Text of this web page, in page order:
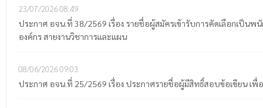
23/07/202608:49
ประกาศ อจน.ที่ 38/2569 เรื่อง รายชื่อผู้สมัครเข้ารับการคัดเลือกเป็น
องค์กร สายงานวิชาการและแผน
08/06/202609:03
ประกาศ อจน.ที่ 25/2569 เรื่อง ประกาศรายชื่อผู้มีสิทธิ์สอบข้อเขียน เ